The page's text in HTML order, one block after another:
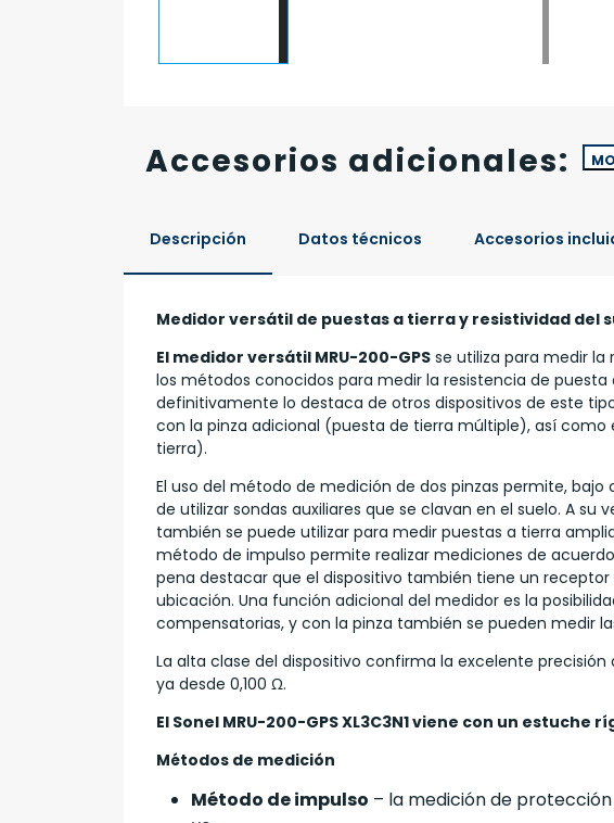
Accesorios adicionales:
Descripción Datos técnicos Accesorios
Medidor versátil de puestas a tierra y resistividad del
El medidor versátil MRU-200-GPS se utiliza para medir la
los métodos conocidos para medir la resistencia de
definitivamente lo destaca de otros dispositivos de este
con la pinza adicional (puesta de tierra múltiple), así
tierra).
El uso del método de medición de dos pinzas permite,
de utilizar sondas auxiliares que se clavan en el suelo. A
también se puede utilizar para medir puestas a tierra
método de impulso permite realizar mediciones de
pena destacar que el dispositivo también tiene un
ubicación. Una función adicional del medidor es la
compensatorias, y con la pinza también se pueden medir
La alta clase del dispositivo confirma la excelente
ya desde 0,100 Ω.
El Sonel MRU-200-GPS XL3C3N1 viene con un
Métodos de medición
Método de impulso – la medición de